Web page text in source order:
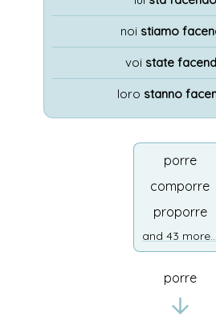
noi stiamo
voi state
loro stanno
porre
comporre
proporre
and 43 more...
porre